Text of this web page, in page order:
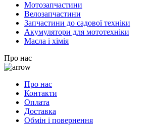
Мотозапчастини
Велозапчастини
Запчастини до садової техніки
Акумулятори для мототехніки
Масла і хімія
Про нас
Про нас
Контакти
Оплата
Доставка
Обмін і повернення